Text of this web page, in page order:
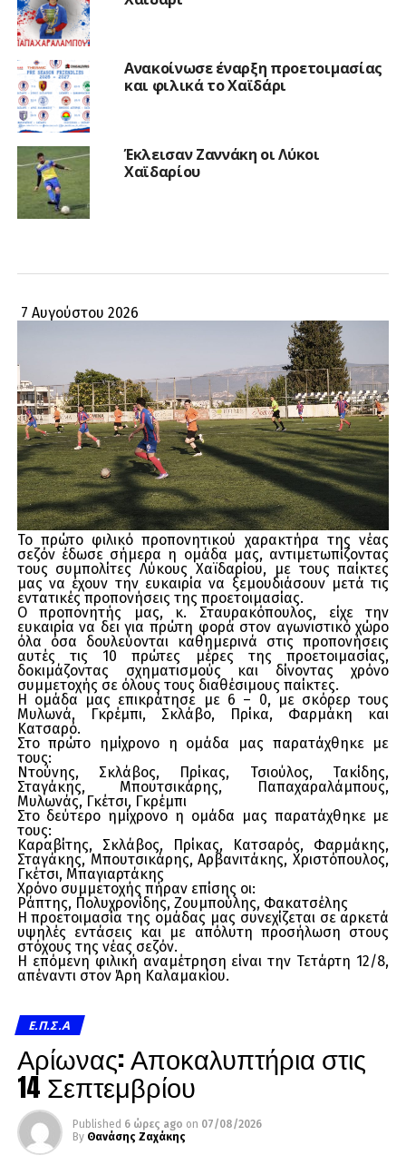
Ανακοίνωσε έναρξη προετοιμασίας
και φιλικά το Χαϊδάρι
Έκλεισαν Ζαννάκη οι Λύκοι
Χαϊδαρίου
7 Αυγούστου 2026
Το πρώτο φιλικό προπονητικού χαρακτήρα της νέας
σεζόν έδωσε σήμερα η ομάδα μας, αντιμετωπίζοντας
τους συμπολίτες Λύκους Χαϊδαρίου, με τους παίκτες
μας να έχουν την ευκαιρία να ξεμουδιάσουν μετά τις
εντατικές προπονήσεις της προετοιμασίας.
Ο προπονητής μας, κ. Σταυρακόπουλος, είχε την
ευκαιρία να δει για πρώτη φορά στον αγωνιστικό χώρο
όλα όσα δουλεύονται καθημερινά στις προπονήσεις
αυτές τις 10 πρώτες μέρες της προετοιμασίας,
δοκιμάζοντας σχηματισμούς και δίνοντας χρόνο
συμμετοχής σε όλους τους διαθέσιμους παίκτες.
Η ομάδα μας επικράτησε με 6 – 0, με σκόρερ τους
Μυλωνά, Γκρέμπι, Σκλάβο, Πρίκα, Φαρμάκη και
Κατσαρό.
Στο πρώτο ημίχρονο η ομάδα μας παρατάχθηκε με
τους:
Ντούνης, Σκλάβος, Πρίκας, Τσιούλος, Τακίδης,
Σταγάκης, Μπουτσικάρης, Παπαχαραλάμπους,
Μυλωνάς, Γκέτσι, Γκρέμπι
Στο δεύτερο ημίχρονο η ομάδα μας παρατάχθηκε με
τους:
Καραβίτης, Σκλάβος, Πρίκας, Κατσαρός, Φαρμάκης,
Σταγάκης, Μπουτσικάρης, Αρβανιτάκης, Χριστόπουλος,
Γκέτσι, Μπαγιαρτάκης
Χρόνο συμμετοχής πήραν επίσης οι:
Ράπτης, Πολυχρονίδης, Ζουμπούλης, Φακατσέλης
Η προετοιμασία της ομάδας μας συνεχίζεται σε αρκετά
υψηλές εντάσεις και με απόλυτη προσήλωση στους
στόχους της νέας σεζόν.
Η επόμενη φιλική αναμέτρηση είναι την Τετάρτη 12/8,
απέναντι στον Άρη Καλαμακίου.
Ε.Π.Σ.Α
Αρίωνας: Αποκαλυπτήρια στις
14 Σεπτεμβρίου
Published 6 ώρες ago on 07/08/2026
By Θανάσης Ζαχάκης